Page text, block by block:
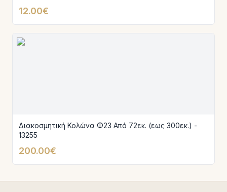
12.00€
Διακοσμητική Κολώνα Φ23 Από 72εκ. (εως 300εκ.) -
13255
200.00€